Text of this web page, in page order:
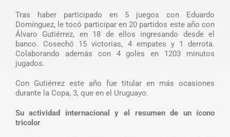
Tras haber participado en 5 juegos con Eduardo
Domínguez, le tocó participar en 20 partidos este año con
Álvaro Gutiérrez, en 18 de ellos ingresando desde el
banco. Cosechó 15 victorias, 4 empates y 1 derrota.
Colaborando además con 4 goles en 1203 minutos
jugados.
Con Gutiérrez este año fue titular en más ocasiones
durante la Copa, 3, que en el Uruguayo.
Su actividad internacional y el resumen de un ícono
tricolor